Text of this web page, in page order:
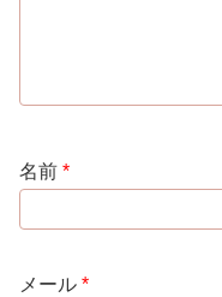
名前 *
メール *